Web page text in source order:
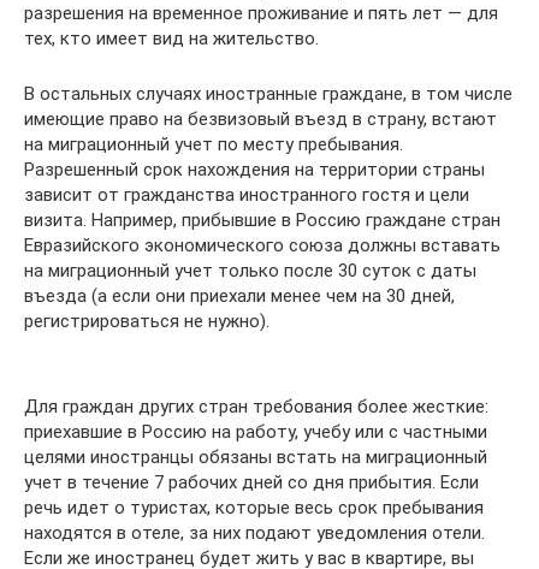
разрешения на временное проживание и пять лет — для
тех, кто имеет вид на жительство.
В остальных случаях иностранные граждане, в том числе
имеющие право на безвизовый въезд в страну, встают
на миграционный учет по месту пребывания.
Разрешенный срок нахождения на территории страны
зависит от гражданства иностранного гостя и цели
визита. Например, прибывшие в Россию граждане стран
Евразийского экономического союза должны вставать
на миграционный учет только после 30 суток с даты
въезда (а если они приехали менее чем на 30 дней,
регистрироваться не нужно).
Для граждан других стран требования более жесткие:
приехавшие в Россию на работу, учебу или с частными
целями иностранцы обязаны встать на миграционный
учет в течение 7 рабочих дней со дня прибытия. Если
речь идет о туристах, которые весь срок пребывания
находятся в отеле, за них подают уведомления отели.
Если же иностранец будет жить у вас в квартире, вы